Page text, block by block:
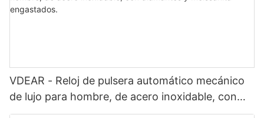
VDEAR - Reloj de pulsera automático mecánico
de lujo para hombre, de acero inoxidable, con
diamantes y moissanita engastados.